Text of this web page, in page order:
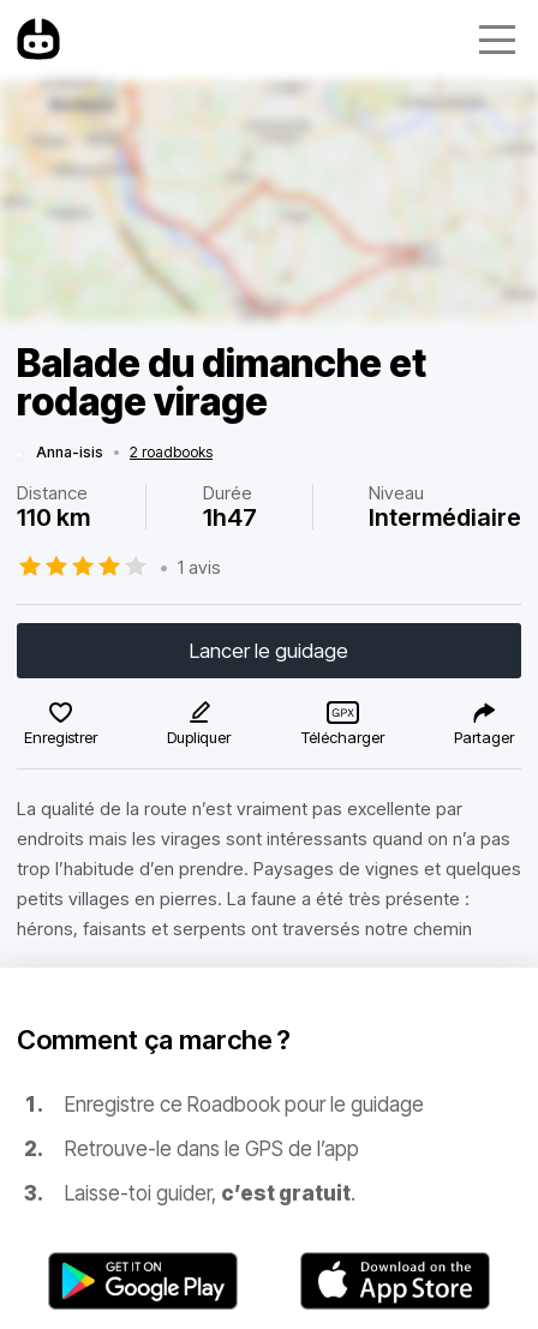
Balade du dimanche et
rodage virage
Anna-isis • 2 roadbooks
Distance
110 km
Durée
1h47
Niveau
Intermédiaire
• 1 avis
Lancer le guidage
Enregistrer Dupliquer Télécharger Partager
La qualité de la route n’est vraiment pas excellente par
endroits mais les virages sont intéressants quand on n’a pas
trop l’habitude d’en prendre. Paysages de vignes et quelques
petits villages en pierres. La faune a été très présente :
hérons, faisants et serpents ont traversés notre chemin
Comment ça marche ?
Enregistre ce Roadbook pour le guidage
Retrouve-le dans le GPS de l’app
Laisse-toi guider, c’est gratuit.